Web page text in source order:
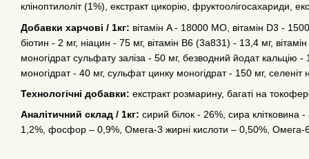
кліноптилоліт (1%), екстракт цикорію, фруктоолігосахариди,
Добавки харчові / 1кг: вітамін A - 18000 МО, вітамін D3 -
біотин - 2 мг, ніацин - 75 мг, вітамін B6 (3a831) - 13,4 мг,
моногідрат сульфату заліза - 50 мг, безводний йодат кальцію
моногідрат - 40 мг, сульфат цинку моногідрат - 150 мг, селеніт
Технологічні добавки: екстракт розмарину, багаті на
Аналітичний склад / 1кг: сирий білок - 26%, сира
1,2%, фосфор – 0,9%, Омега-3 жирні кислоти – 0,50%, Омега-